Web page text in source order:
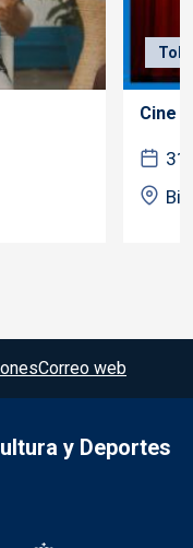
Cine
Correo web
y Deportes